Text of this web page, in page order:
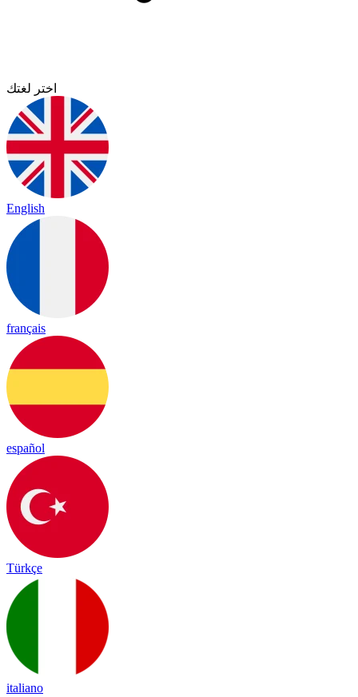
اختر لغتك
English
français
español
Türkçe
italiano